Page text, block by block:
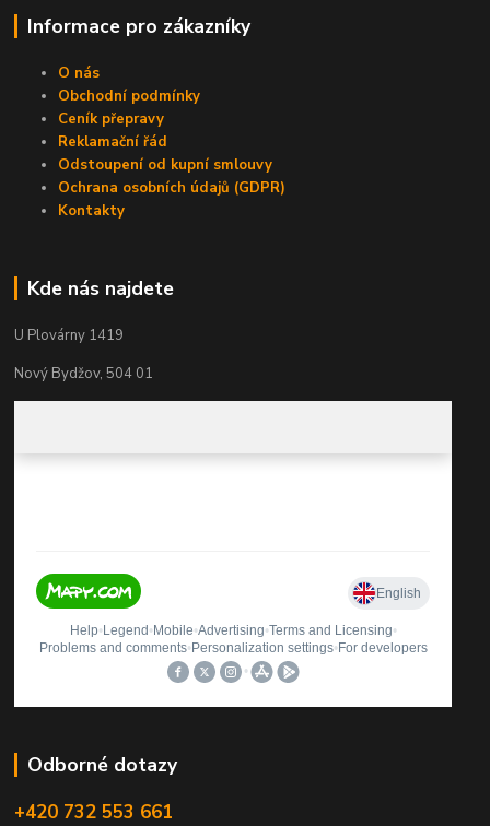
Informace pro zákazníky
O nás
Obchodní podmínky
Ceník přepravy
Reklamační řád
Odstoupení od kupní smlouvy
Ochrana osobních údajů (GDPR)
Kontakty
Kde nás najdete
U Plovárny 1419
Nový Bydžov, 504 01
Odborné dotazy
+420 732 553 661